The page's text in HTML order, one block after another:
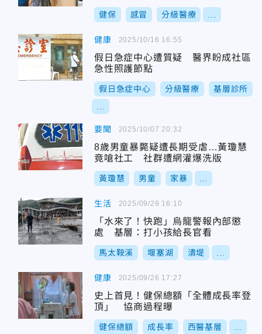
健保 感冒 分級醫療
健康
假日急症中心遭質疑 醫界盼成社區
急性照護節點
假日急症中心 分級醫療 基層診所
2025/10/16 16:55
要聞
8歲男童暴斃疑遭長期受虐…黃瓊慧
竟嗆社工 社群遭網灌爆洗版
黃瓊慧 男童 家暴
2025/10/07 20:32
生活
「水來了！快跑」烏龍警報內部懲
處 基層：打小孩給長官看
馬太鞍溪 堰塞湖 潰堤
2025/09/29 16:10
健康
史上首見！健保總額「全體成長率登
頂」 協商過程曝
健保總額 成長率 西醫基層
2025/09/26 17:27